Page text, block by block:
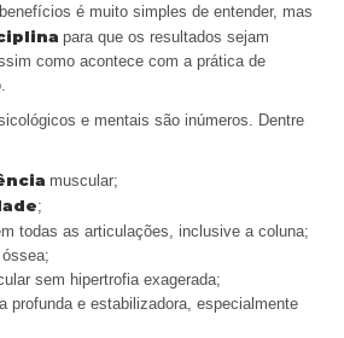
é muito simples de entender, mas
para que os resultados sejam
como acontece com a prática de
e mentais são inúmeros. Dentre
muscular;
;
todas as articulações, inclusive a coluna;
sem hipertrofia exagerada;
profunda e estabilizadora, especialmente